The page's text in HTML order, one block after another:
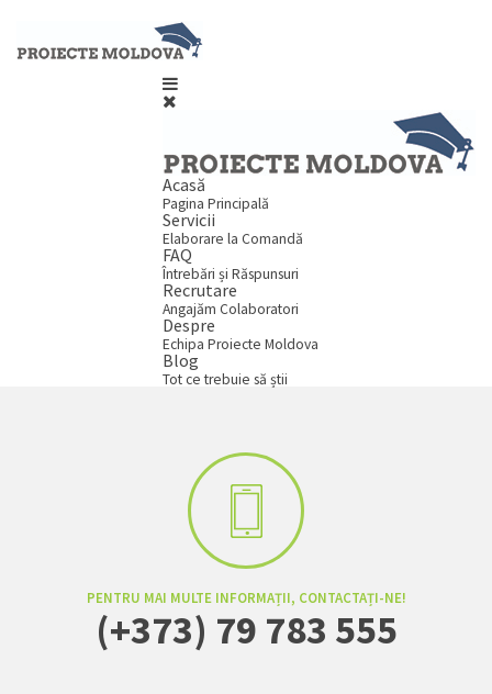
Acasă
Pagina Principală
Servicii
Elaborare la Comandă
FAQ
Întrebări și Răspunsuri
Recrutare
Angajăm Colaboratori
Despre
Echipa Proiecte Moldova
Blog
Tot ce trebuie să știi
PENTRU MAI MULTE INFORMAȚII, CONTACTAȚI-NE!
(+373) 79 783 555